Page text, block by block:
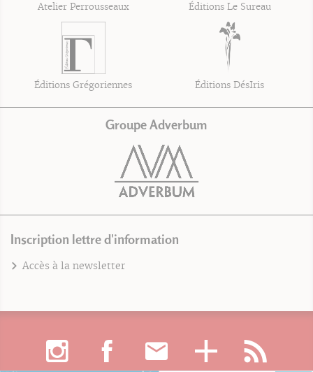
Atelier Perrousseaux Éditions Le Sureau
Éditions Grégoriennes Éditions DésIris
Groupe Adverbum
Inscription lettre d'information
Accès à la newsletter